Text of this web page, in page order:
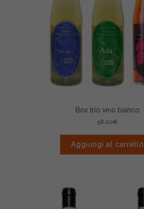
Box trio vino bianco
56,00€
Aggiungi al carrello